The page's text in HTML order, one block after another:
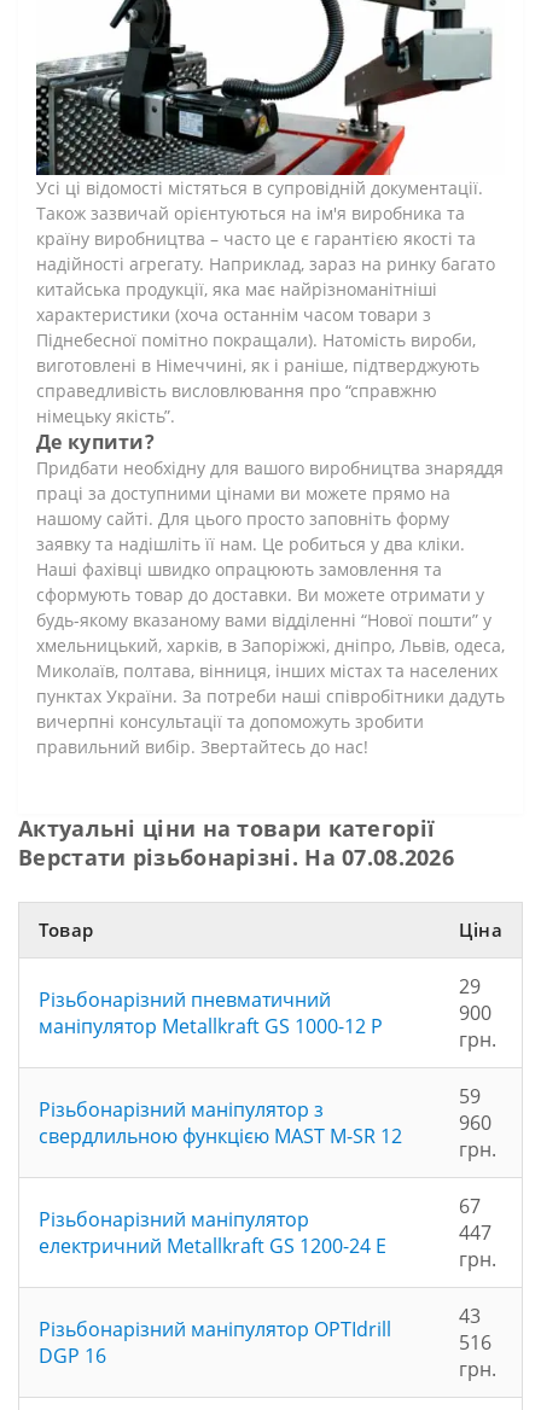
Усі ці відомості містяться в супровідній документації.
Також зазвичай орієнтуються на ім'я виробника та
країну виробництва – часто це є гарантією якості та
надійності агрегату. Наприклад, зараз на ринку багато
китайська продукції, яка має найрізноманітніші
характеристики (хоча останнім часом товари з
Піднебесної помітно покращали). Натомість вироби,
виготовлені в Німеччині, як і раніше, підтверджують
справедливість висловлювання про “справжню
німецьку якість”.
Де купити?
Придбати необхідну для вашого виробництва знаряддя
праці за доступними цінами ви можете прямо на
нашому сайті. Для цього просто заповніть форму
заявку та надішліть її нам. Це робиться у два кліки.
Наші фахівці швидко опрацюють замовлення та
сформують товар до доставки. Ви можете отримати у
будь-якому вказаному вами відділенні “Нової пошти” у
хмельницький, харків, в Запоріжжі, дніпро, Львів, одеса,
Миколаїв, полтава, вінниця, інших містах та населених
пунктах України. За потреби наші співробітники дадуть
вичерпні консультації та допоможуть зробити
правильний вибір. Звертайтесь до нас!
Актуальні ціни на товари категорії
Верстати різьбонарізні. На 07.08.2026
Товар Ціна
Різьбонарізний пневматичний
маніпулятор Metallkraft GS 1000-12 P
29
900
грн.
Різьбонарізний маніпулятор з
свердлильною функцією MAST M-SR 12
59
960
грн.
Різьбонарізний маніпулятор
електричний Metallkraft GS 1200-24 E
67
447
грн.
Різьбонарізний маніпулятор OPTIdrill
DGP 16
43
516
грн.